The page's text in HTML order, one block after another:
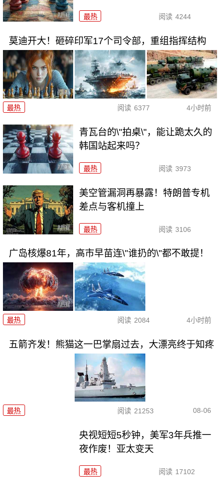
最热 阅读 4244
莫迪开大！砸碎印军17个司令部，重组指挥结构
最热 阅读 6377 4小时前
青瓦台的\"拍桌\"，能让跪太久的
韩国站起来吗？
最热 阅读 3973
美空管漏洞再暴露！特朗普专机
差点与客机撞上
最热 阅读 3106
广岛核爆81年，高市早苗连\"谁扔的\"都不敢提！
最热 阅读 2084 4小时前
五箭齐发！熊猫这一巴掌扇过去，大漂亮终于知疼
最热 阅读 21253 08-06
央视短短5秒钟，美军3年兵推一
夜作废！亚太变天
最热 阅读 17102